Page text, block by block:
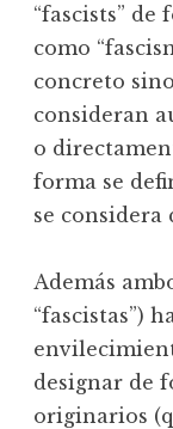
“fascists”
como
concreto
consideran
o
forma se
se considera
Además
“fascistas”)
designar de
originarios